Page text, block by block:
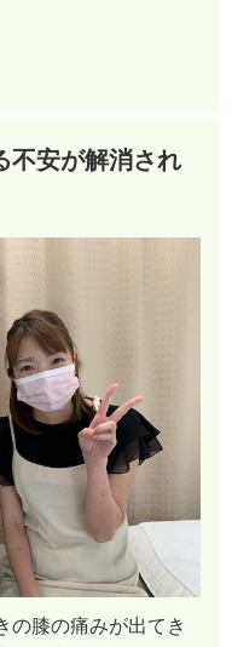
不安が解消され
の膝の痛みが出てき